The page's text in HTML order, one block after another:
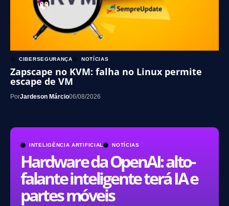
INTELIGÊNCIA ARTIFICIAL NOTÍCIAS
Hardware da OpenAI: alto-
falante inteligente terá IA e
partes móveis
CIBERSEGURANÇA NOTÍCIAS
Zapscape no KVM: falha no Linux permite
escape de VM
PorJardeson Márcio06/08/2026